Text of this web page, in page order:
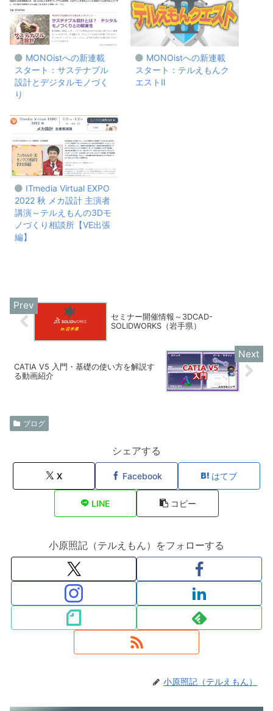
MONOistへの新連載
スタート：サステナブル
設計とデジタルモノづく
り
MONOistへの新連載
スタート：テルえもんク
エストⅡ
ITmedia Virtual EXPO
2022 秋 メカ設計 主演者
講演～テルえもんの3Dモ
ノづくり相談所【VE出張
編】
セミナー開催情報～3DCAD-
SOLIDWORKS（岩手県）
CATIA V5 入門・基礎の使い方を解説す
る動画紹介
ブログ
シェアする
X Facebook はてブ
LINE コピー
小原照記（テルえもん）をフォローする
小原照記（テルえもん）